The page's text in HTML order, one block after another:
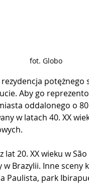
fot. Globo
potężnego
Aby go
oddalonego o
w latach 40. XX
20. XX wieku w São
Brazylii. Inne
Paulista, park